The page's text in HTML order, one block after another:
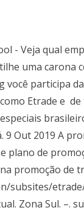
- Veja qual
uma carona
você participa
Etrade e
9 Out 2019 A
plano de
promoção de
subsites/
Zona Sul. –.